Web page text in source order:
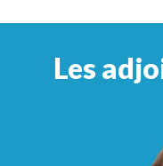
Les